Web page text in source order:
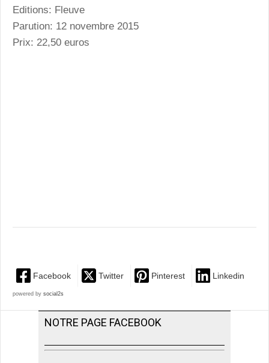
Editions: Fleuve
Parution: 12 novembre 2015
Prix: 22,50 euros
Facebook Twitter Pinterest Linkedin
powered by social2s
NOTRE PAGE FACEBOOK